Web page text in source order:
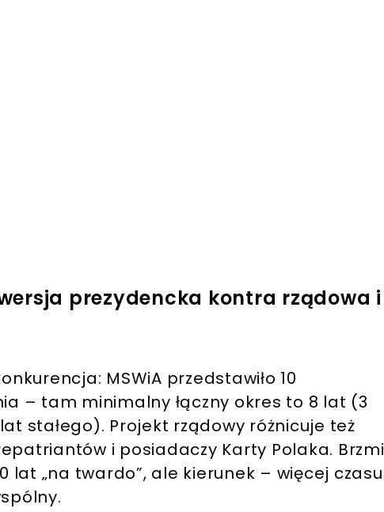
prezydencka kontra rządowa i
MSWiA przedstawiło 10
– tam minimalny łączny okres to 8 lat (3
stałego). Projekt rządowy różnicuje też
i posiadaczy Karty Polaka. Brzmi
lat „na twardo”, ale kierunek – więcej czasu